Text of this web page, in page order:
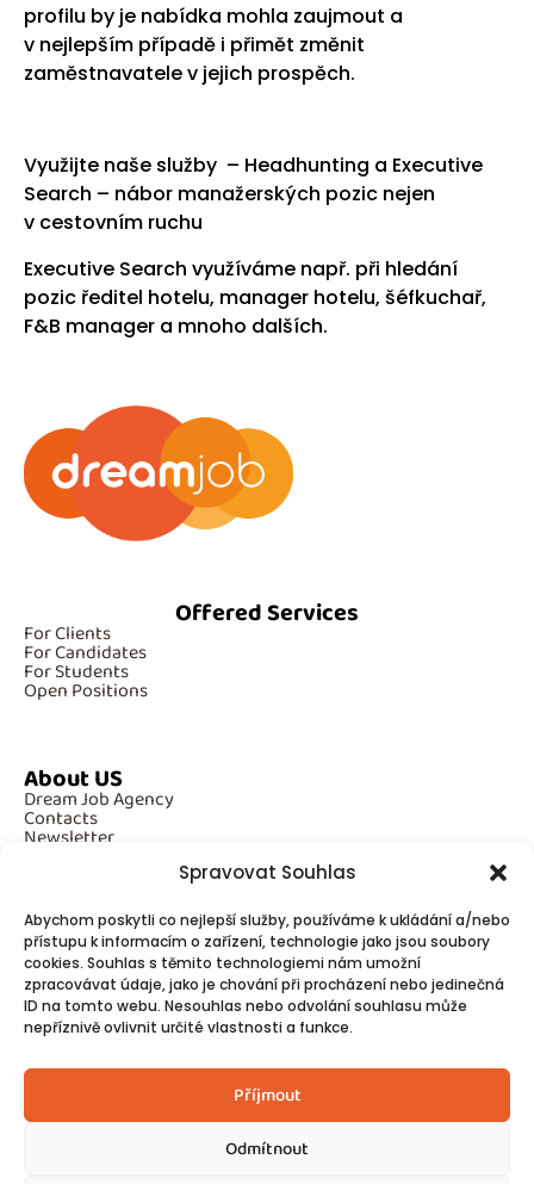
Spravovat Souhlas
Abychom poskytli co nejlepší služby, používáme k ukládání a/nebo
přístupu k informacím o zařízení, technologie jako jsou soubory
cookies. Souhlas s těmito technologiemi nám umožní
zpracovávat údaje, jako je chování při procházení nebo jedinečná
ID na tomto webu. Nesouhlas nebo odvolání souhlasu může
nepříznivě ovlivnit určité vlastnosti a funkce.
Příjmout
Odmítnout
profilu by je nabídka mohla zaujmout a
v nejlepším případě i přimět změnit
zaměstnavatele v jejich prospěch.
Využijte naše služby – Headhunting a Executive
Search – nábor manažerských pozic nejen
v cestovním ruchu
Executive Search využíváme např. při hledání
pozic ředitel hotelu, manager hotelu, šéfkuchař,
F&B manager a mnoho dalších.
Offered Services
For Clients
For Candidates
For Students
Open Positions
About US
Dream Job Agency
Contacts
Newsletter
Additional Information
GDPR
Cookies
Follow Us